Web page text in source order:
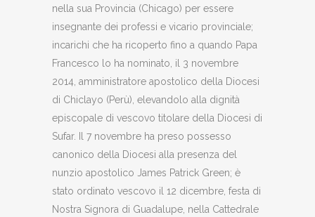
nella sua Provincia (Chicago) per essere
insegnante dei professi e vicario provinciale;
incarichi che ha ricoperto fino a quando Papa
Francesco lo ha nominato, il 3 novembre
2014, amministratore apostolico della Diocesi
di Chiclayo (Perù), elevandolo alla dignità
episcopale di vescovo titolare della Diocesi di
Sufar. Il 7 novembre ha preso possesso
canonico della Diocesi alla presenza del
nunzio apostolico James Patrick Green; è
stato ordinato vescovo il 12 dicembre, festa di
Nostra Signora di Guadalupe, nella Cattedrale